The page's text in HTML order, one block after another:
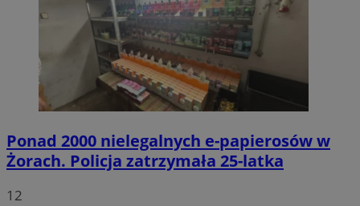
Ponad 2000 nielegalnych e-papierosów w
Żorach. Policja zatrzymała 25-latka
12